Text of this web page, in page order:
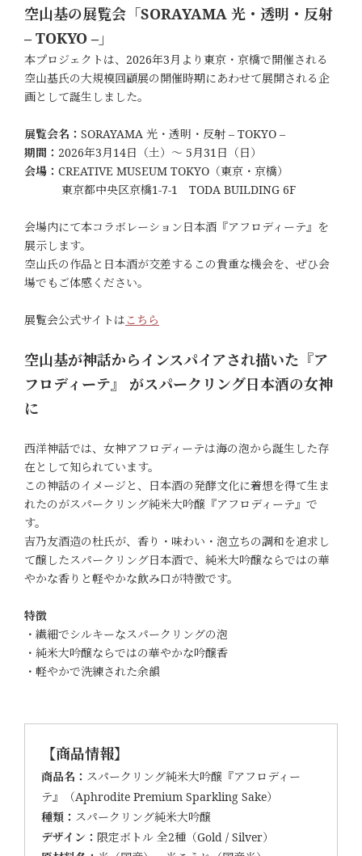
空山基の展覧会「SORAYAMA 光・透明・反射
– TOKYO –」
本プロジェクトは、2026年3月より東京・京橋で開催される
空山基氏の大規模回顧展の開催時期にあわせて展開される企
画として誕生しました。
展覧会名： SORAYAMA 光・透明・反射 – TOKYO –
期間： 2026年3月14日（土）～ 5月31日（日）
会場： CREATIVE MUSEUM TOKYO（東京・京橋）
東京都中央区京橋1-7-1 TODA BUILDING 6F
会場内にて本コラボレーション日本酒『アフロディーテ』を
展示します。
空山氏の作品と日本酒が交差するこの貴重な機会を、ぜひ会
場でもご体感ください。
展覧会公式サイトは こちら
空山基が神話からインスパイアされ描いた『ア
フロディーテ』 がスパークリング日本酒の女神
に
西洋神話では、女神アフロディーテは海の泡から誕生した存
在として知られています。
この神話のイメージと、日本酒の発酵文化に着想を得て生ま
れたのがスパークリング純米大吟醸『アフロディーテ』で
す。
吉乃友酒造の杜氏が、香り・味わい・泡立ちの調和を追求し
て醸したスパークリング日本酒で、純米大吟醸ならではの華
やかな香りと軽やかな飲み口が特徴です。
特徴
・繊細でシルキーなスパークリングの泡
・純米大吟醸ならではの華やかな吟醸香
・軽やかで洗練された余韻
【商品情報】
商品名： スパークリング純米大吟醸『アフロディー
テ』（Aphrodite Premium Sparkling Sake）
種類： スパークリング純米大吟醸
デザイン： 限定ボトル 全2種（Gold / Silver）